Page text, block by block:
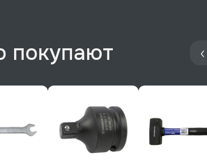
покупают